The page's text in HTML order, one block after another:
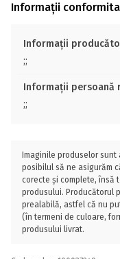
Informații
Informații
;;
Informații persoană
;;
Imaginile produselor
posibilul să ne asigurăm
corecte și complete, însă
produsului. Producătorul
prealabilă, astfel că nu
(în termeni de culoare,
produsului livrat.